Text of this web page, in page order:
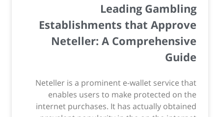
Leading Gambling
Establishments that Approve
Neteller: A Comprehensive
Guide
Neteller is a prominent e-wallet service that
enables users to make protected on the
internet purchases. It has actually obtained